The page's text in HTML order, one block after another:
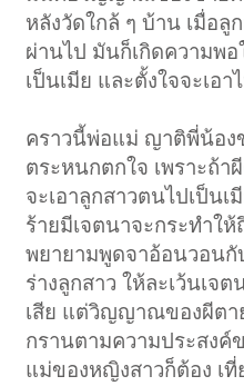
หลังวัดใกล้ ๆ บ้าน เมื่อลู
ผ่านไป มันก็เกิดความพอ
เป็นเมีย และตั้งใจจะเอา
คราวนี้พ่อแม่ ญาติพี่น้อง
ตระหนกตกใจ เพราะถ้า
จะเอาลูกสาวตนไปเป็น
ร้ายมีเจตนาจะกระทำใ
พยายามพูดจาอ้อนวอน
ร่างลูกสาว ให้ละเว้นเจ
เสีย แต่วิญญาณของผีตา
กรานตามความประสงค์
แม่ของหญิงสาวก็ต้อง เ